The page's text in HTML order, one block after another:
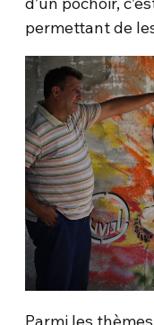
permettant de